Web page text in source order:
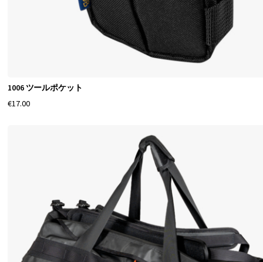
1006 ツールポケット
€17.00